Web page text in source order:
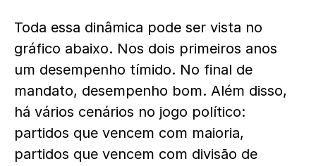
Toda essa dinâmica pode ser vista no
gráfico abaixo. Nos dois primeiros anos
um desempenho tímido. No final de
mandato, desempenho bom. Além disso,
há vários cenários no jogo político:
partidos que vencem com maioria,
partidos que vencem com divisão de